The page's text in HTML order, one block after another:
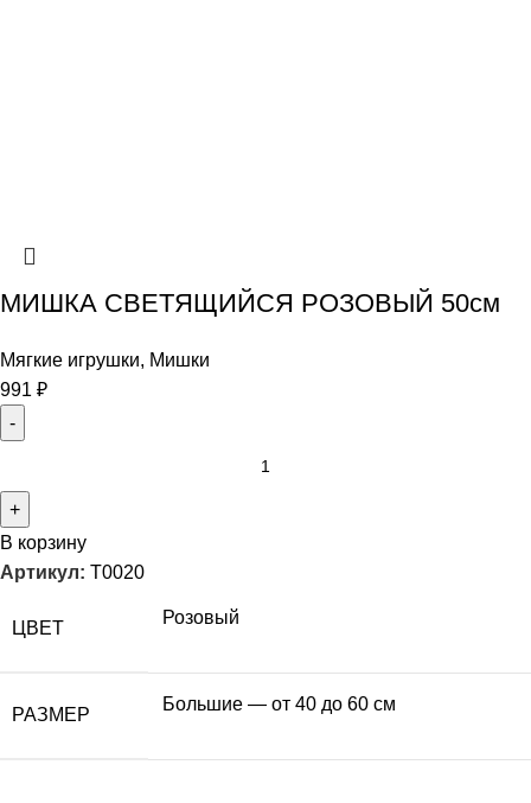
МИШКА СВЕТЯЩИЙСЯ РОЗОВЫЙ 50см
Мягкие игрушки, Мишки
991 ₽
В корзину
Артикул: T0020
ЦВЕТ
Розовый
РАЗМЕР
Большие — от 40 до 60 см